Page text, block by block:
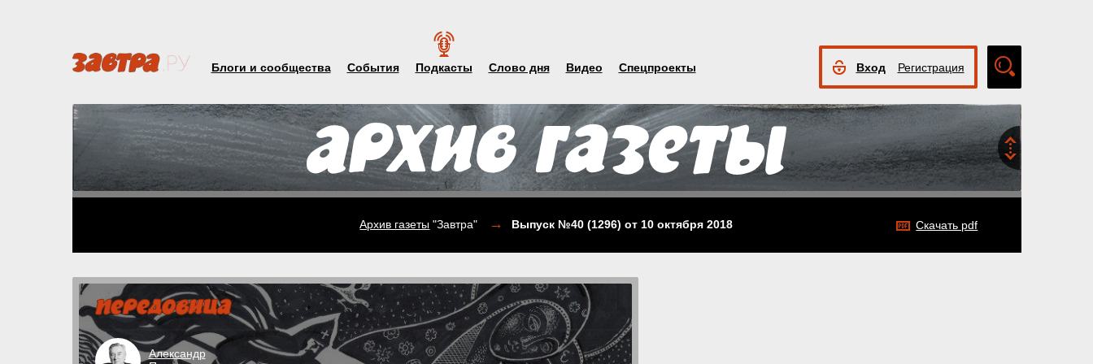
Блоги и сообщества События Подкасты Слово дня Видео Спецпроекты Вход Регистрация
поиск
Архив газеты "Завтра" → Выпуск №40 (1296)от 10 октября 2018 Скачать pdf
Александр